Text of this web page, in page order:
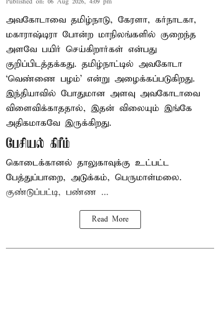
Published on: 06 Aug 2026, 4:09 pm
அவகோடாவை தமிழ்நாடு, கேரளா, கர்நாடகா,
மகாராஷ்டிரா போன்ற மாநிலங்களில் குறைந்த
அளவே பயிர் செய்கிறார்கள் என்பது
குறிப்பிடத்தக்கது. தமிழ்நாட்டில் அவகோடா
‘வெண்ணை பழம்’ என்று அழைக்கப்படுகிறது.
இந்தியாவில் போதுமான அளவு அவகோடாவை
விளைவிக்காததால், இதன் விலையும் இங்கே
அதிகமாகவே இருக்கிறது.
பேசியல் கிரீம்
கொடைக்கானல் தாலுகாவுக்கு உட்பட்ட
பேத்துப்பாறை, அடுக்கம், பெருமாள்மலை.
குண்டுப்பட்டி, பண்ண ...
Read More